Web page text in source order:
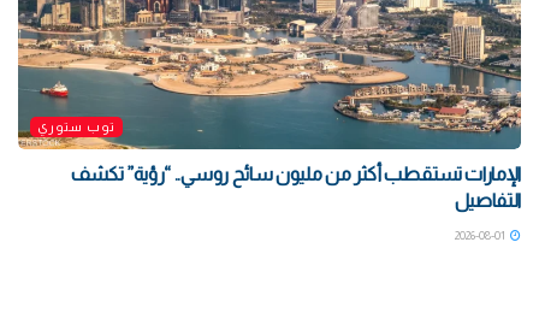
توب ستوري
الإمارات تستقطب أكثر من مليون سائح روسي.. “رؤية” تكشف
التفاصيل